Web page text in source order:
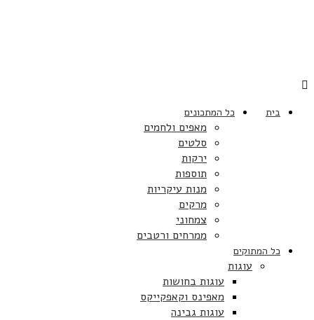
בית כל המתכונים
מאפים ולחמים
סלטים
ירקות
תוספות
מנות עיקריות
מרקים
צמחוני
ממרחים ורטבים
כל המתוקים
עוגות
עוגות בחושות
מאפינס וקאפקייקס
עוגות גבינה